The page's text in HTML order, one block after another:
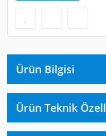
Ürün Bilgisi
Ürün Teknik